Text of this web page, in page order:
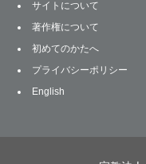
サイトについて
著作権について
初めてのかたへ
プライバシーポリシー
English